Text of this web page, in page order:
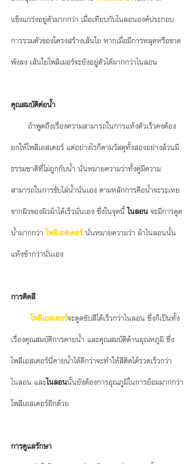
แข็งแกร่งอยู่ตัวมากกว่า เมื่อเทียบกับไนลอนองค์ประกอบ
การรวมตัวของโครงสร้างเส้นใย หากเมื่อมีการหลุดหรือขาด
พังลง เส้นใยโพลิเมอร์จะยังอยู่ตัวได้มากกว่าไนลอน
คุณสมบัติต่อน้ำ
ยกให้โพลีเอสเตอร์ แต่อย่างไรก็ตามวัสดุทั้งสองอย่างล้วนมี
ธรรมชาติที่ไม่ถูกกับน้ำ นั่นหมายความว่าทั้งคู่มีความ
สามารถในการขับไล่น้ำนั่นเอง ตามหลักการคือน้ำจะระเหย
จากผิวของผิวผ้าได้เร็วนั่นเอง ซึ่งในจุดนี้ ไนลอน จะมีการดูด
น้ำมากกว่า โพลิเอสเตอร์ นั่นหมายความว่า ผ้าไนลอนนั้น
แห้งช้ากว่านั่นเอง
การติดสี
   โพลีเอสเตอร์
จะดูดซับสีได้เร็วกว่าไนลอน ซึ่งก็เป็นทั้ง
เรื่องคุณสมบัติการคายน้ำ และคุณสมบัติด้านอุณหภูมิ ซึ่ง
โพลีเอสเตอร์นี่คายน้ำได้ดีกว่าจะทำให้สีติดได้รวดเร็วกว่า
ไนลอน และไนลอนนั้นยังต้องการอุณภูมิในการย้อมมากกว่า
โพลีเอสเตอร์อีกด้วย
การดูแลรักษา